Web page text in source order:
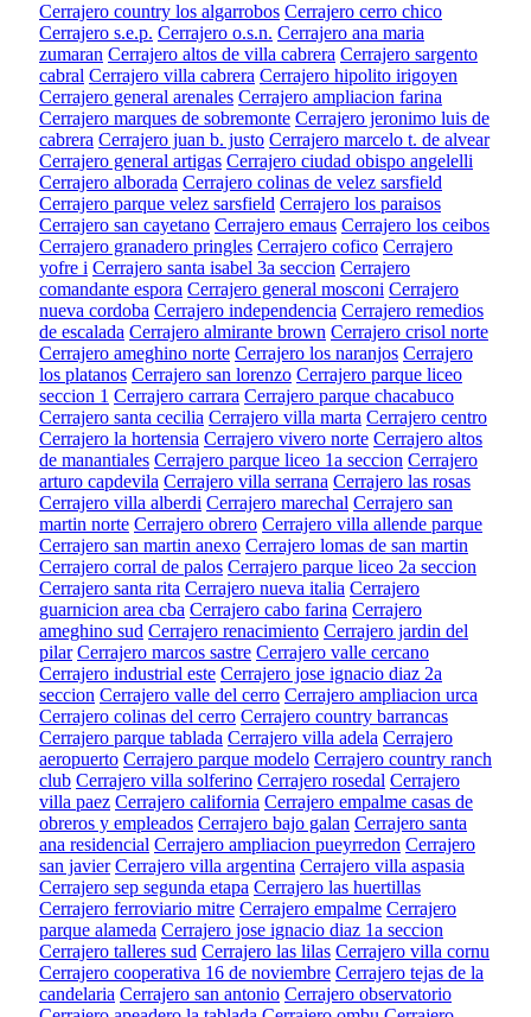
Cerrajero country los algarrobos Cerrajero cerro chico
Cerrajero s.e.p. Cerrajero o.s.n. Cerrajero ana maria
zumaran Cerrajero altos de villa cabrera Cerrajero sargento
cabral Cerrajero villa cabrera Cerrajero hipolito irigoyen
Cerrajero general arenales Cerrajero ampliacion farina
Cerrajero marques de sobremonte Cerrajero jeronimo luis de
cabrera Cerrajero juan b. justo Cerrajero marcelo t. de alvear
Cerrajero general artigas Cerrajero ciudad obispo angelelli
Cerrajero alborada Cerrajero colinas de velez sarsfield
Cerrajero parque velez sarsfield Cerrajero los paraisos
Cerrajero san cayetano Cerrajero emaus Cerrajero los ceibos
Cerrajero granadero pringles Cerrajero cofico Cerrajero
yofre i Cerrajero santa isabel 3a seccion Cerrajero
comandante espora Cerrajero general mosconi Cerrajero
nueva cordoba Cerrajero independencia Cerrajero remedios
de escalada Cerrajero almirante brown Cerrajero crisol norte
Cerrajero ameghino norte Cerrajero los naranjos Cerrajero
los platanos Cerrajero san lorenzo Cerrajero parque liceo
seccion 1 Cerrajero carrara Cerrajero parque chacabuco
Cerrajero santa cecilia Cerrajero villa marta Cerrajero centro
Cerrajero la hortensia Cerrajero vivero norte Cerrajero altos
de manantiales Cerrajero parque liceo 1a seccion Cerrajero
arturo capdevila Cerrajero villa serrana Cerrajero las rosas
Cerrajero villa alberdi Cerrajero marechal Cerrajero san
martin norte Cerrajero obrero Cerrajero villa allende parque
Cerrajero san martin anexo Cerrajero lomas de san martin
Cerrajero corral de palos Cerrajero parque liceo 2a seccion
Cerrajero santa rita Cerrajero nueva italia Cerrajero
guarnicion area cba Cerrajero cabo farina Cerrajero
ameghino sud Cerrajero renacimiento Cerrajero jardin del
pilar Cerrajero marcos sastre Cerrajero valle cercano
Cerrajero industrial este Cerrajero jose ignacio diaz 2a
seccion Cerrajero valle del cerro Cerrajero ampliacion urca
Cerrajero colinas del cerro Cerrajero country barrancas
Cerrajero parque tablada Cerrajero villa adela Cerrajero
aeropuerto Cerrajero parque modelo Cerrajero country ranch
club Cerrajero villa solferino Cerrajero rosedal Cerrajero
villa paez Cerrajero california Cerrajero empalme casas de
obreros y empleados Cerrajero bajo galan Cerrajero santa
ana residencial Cerrajero ampliacion pueyrredon Cerrajero
san javier Cerrajero villa argentina Cerrajero villa aspasia
Cerrajero sep segunda etapa Cerrajero las huertillas
Cerrajero ferroviario mitre Cerrajero empalme Cerrajero
parque alameda Cerrajero jose ignacio diaz 1a seccion
Cerrajero talleres sud Cerrajero las lilas Cerrajero villa cornu
Cerrajero cooperativa 16 de noviembre Cerrajero tejas de la
candelaria Cerrajero san antonio Cerrajero observatorio